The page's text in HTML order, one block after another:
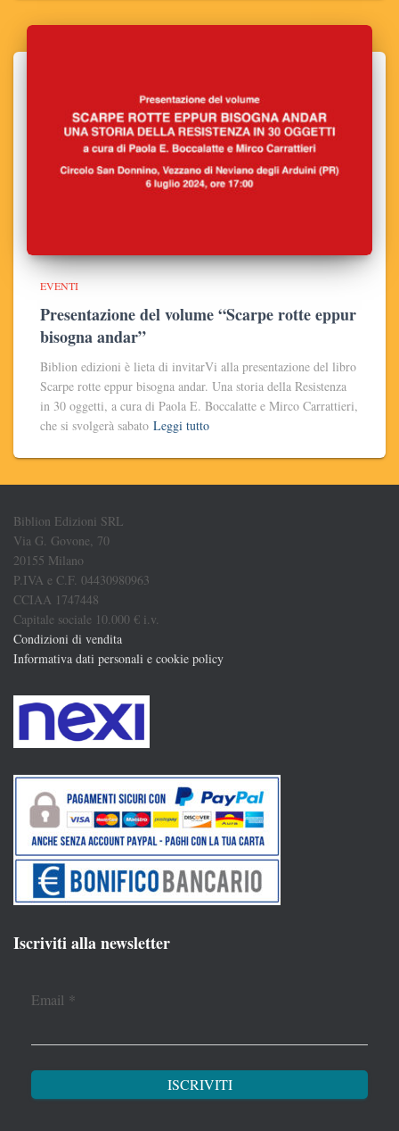
EVENTI
Presentazione del volume “Scarpe rotte eppur
bisogna andar”
Biblion edizioni è lieta di invitarVi alla presentazione del libro
Scarpe rotte eppur bisogna andar. Una storia della Resistenza
in 30 oggetti, a cura di Paola E. Boccalatte e Mirco Carrattieri,
che si svolgerà sabato Leggi tutto
Biblion Edizioni SRL
Via G. Govone, 70
20155 Milano
P.IVA e C.F. 04430980963
CCIAA 1747448
Capitale sociale 10.000 € i.v.
Condizioni di vendita
Informativa dati personali e cookie policy
Iscriviti alla newsletter
Email *